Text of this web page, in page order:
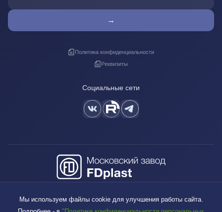
→
Политика конфиденциальности
Реквизиты
Социальные сети
sales@fdplast.ru
Мы используем файлы cookie для улучшения работы сайта.